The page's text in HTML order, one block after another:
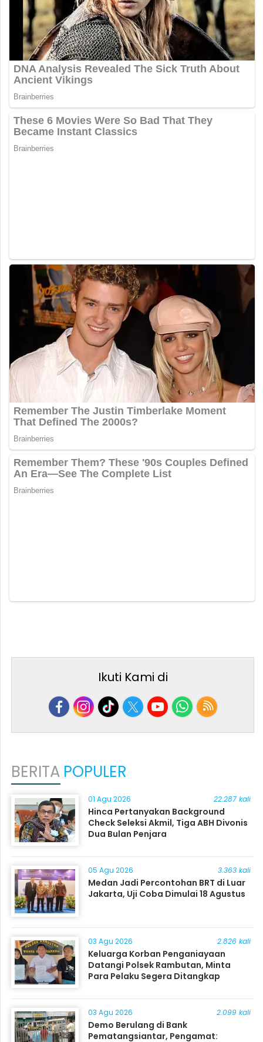
Ikuti Kami di
BERITA POPULER
01 Agu 2026 22.287 kali
Hinca Pertanyakan Background
Check Seleksi Akmil, Tiga ABH Divonis
Dua Bulan Penjara
05 Agu 2026 3.363 kali
Medan Jadi Percontohan BRT di Luar
Jakarta, Uji Coba Dimulai 18 Agustus
03 Agu 2026 2.826 kali
Keluarga Korban Penganiayaan
Datangi Polsek Rambutan, Minta
Para Pelaku Segera Ditangkap
03 Agu 2026 2.099 kali
Demo Berulang di Bank
Pematangsiantar, Pengamat: